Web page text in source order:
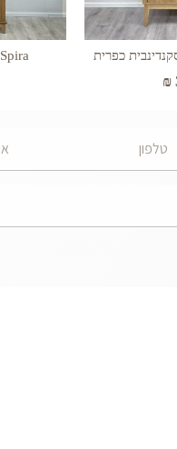
₪
Spira | ארון ויטרינה כפרי